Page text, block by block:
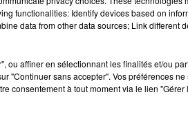
ancien canal d’irrigation
et canaux.
en période estivale.Facile et
functionalities: Identify devices based on
data from other data sources; Link different
ou affiner en sélectionnant les finalités et/ou
"Continuer sans accepter". Vos préférences
consentement à tout moment via le lien